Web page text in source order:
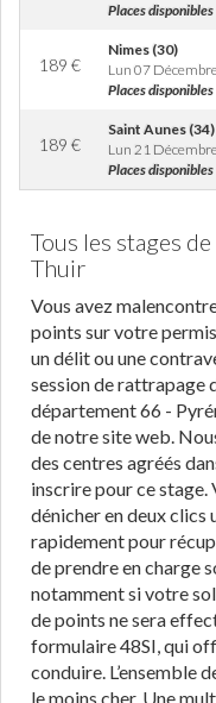
Places disponibles
189 €
Nimes (30)
Lun 07
Places disponibles
189 €
Saint Aunes (34)
Lun 21
Places disponibles
Tous les stages
Thuir
Vous avez
points sur votre
un délit ou une
session de rattrapage
département 66 -
de notre site web.
des centres agréés
inscrire pour ce stage.
dénicher en deux clics
rapidement pour
de prendre en charge
notamment si votre
de points ne sera
formulaire 48SI, qui
conduire. L’ensemble
le moins cher. Une